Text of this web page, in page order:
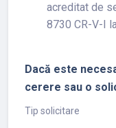
acreditat de
8730 CR-V-I
Dacă este
cerere sau o
Tip solicitare